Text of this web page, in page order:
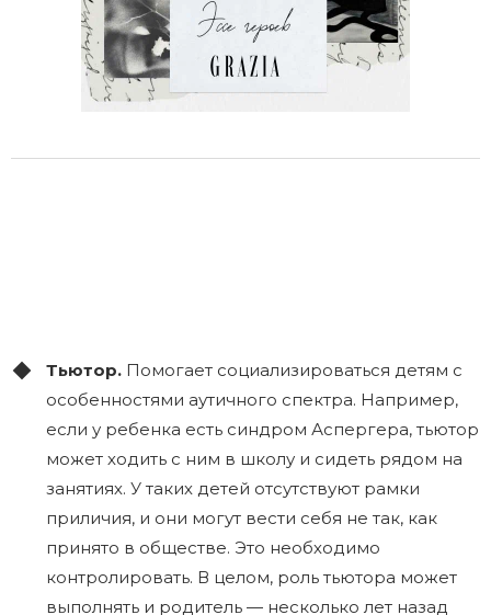
Тьютор. Помогает социализироваться детям с
особенностями аутичного спектра. Например,
если у ребенка есть синдром Аспергера, тьютор
может ходить с ним в школу и сидеть рядом на
занятиях. У таких детей отсутствуют рамки
приличия, и они могут вести себя не так, как
принято в обществе. Это необходимо
контролировать. В целом, роль тьютора может
выполнять и родитель — несколько лет назад